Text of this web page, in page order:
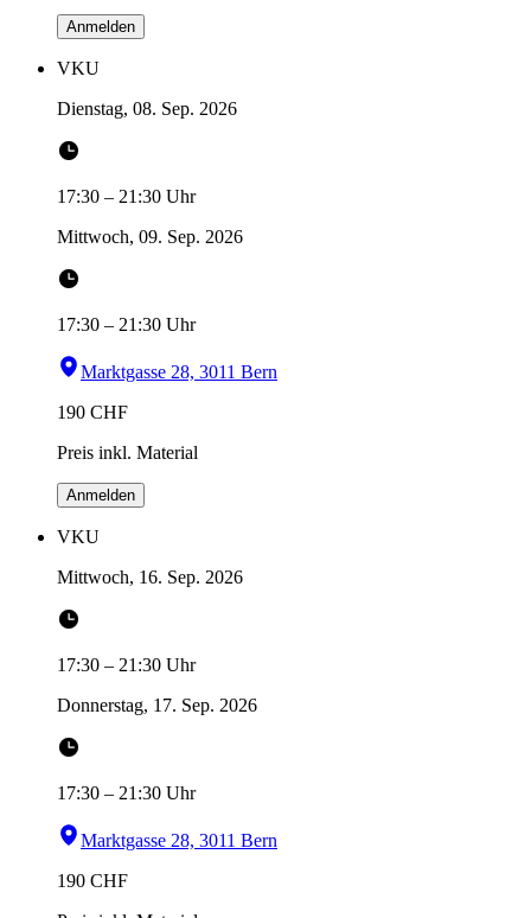
Anmelden
VKU
Dienstag, 08. Sep. 2026
17:30 – 21:30 Uhr
Mittwoch, 09. Sep. 2026
17:30 – 21:30 Uhr
Marktgasse 28, 3011 Bern
190 CHF
Preis inkl. Material
Anmelden
VKU
Mittwoch, 16. Sep. 2026
17:30 – 21:30 Uhr
Donnerstag, 17. Sep. 2026
17:30 – 21:30 Uhr
Marktgasse 28, 3011 Bern
190 CHF